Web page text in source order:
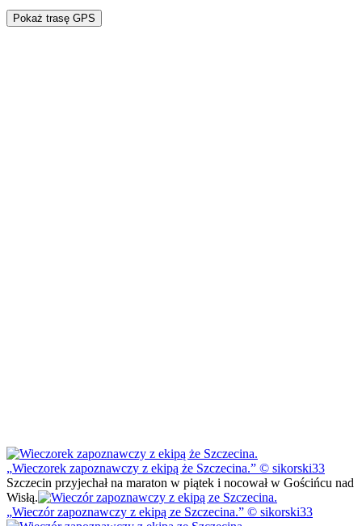
Pokaż trasę GPS
Wieczorek zapoznawczy z ekipą że Szczecina.
© sikorski33
Szczecin przyjechał na maraton w piątek i nocował w Gościńcu nad
Wisłą.
Wieczór zapoznawczy z ekipą ze Szczecina.
© sikorski33